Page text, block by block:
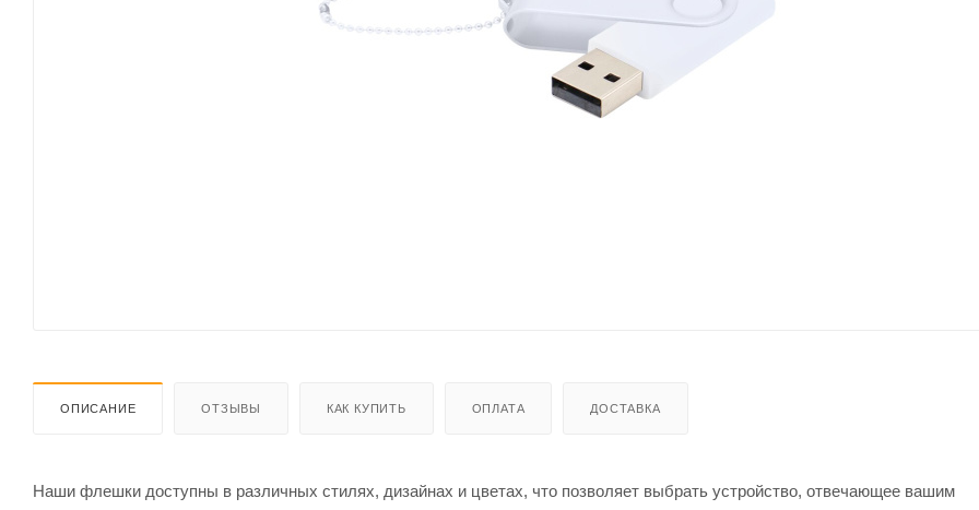
ОПИСАНИЕ ОТЗЫВЫ КАК КУПИТЬ ОПЛАТА ДОСТАВКА
Наши флешки доступны в различных стилях, дизайнах и цветах, что позволяет выбрать устройство, отвечающее вашим